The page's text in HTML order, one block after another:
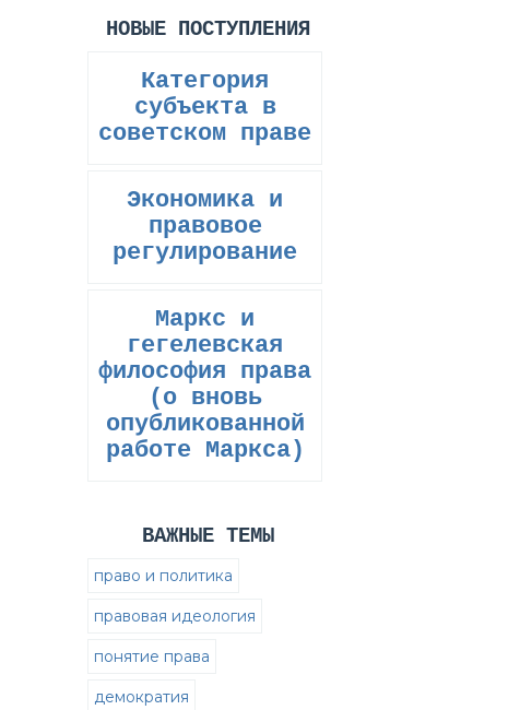
НОВЫЕ ПОСТУПЛЕНИЯ
Категория
субъекта в
советском праве
Экономика и
правовое
регулирование
Маркс и
гегелевская
философия права
(о вновь
опубликованной
работе Маркса)
ВАЖНЫЕ ТЕМЫ
право и политика
правовая идеология
понятие права
демократия